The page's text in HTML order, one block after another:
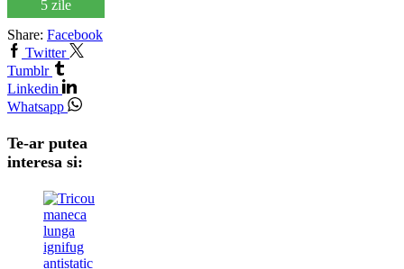
5 zile
Share: Facebook
Twitter
Tumblr
Linkedin
Whatsapp
Te-ar putea
interesa si: